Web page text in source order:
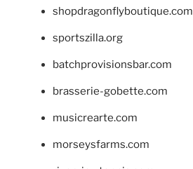
shopdragonflyboutique.com
sportszilla.org
batchprovisionsbar.com
brasserie-gobette.com
musicrearte.com
morseysfarms.com